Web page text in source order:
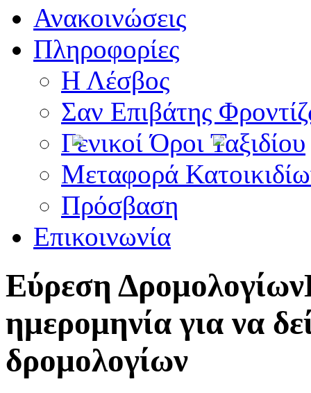
Ανακοινώσεις
Πληροφορίες
Η Λέσβος
Σαν Επιβάτης
Γενικοί Όροι Ταξιδίου
Μεταφορά
Πρόσβαση
Επικοινωνία
Εύρεση Δρομολογίων
ημερομηνία για να
δρομολογίων